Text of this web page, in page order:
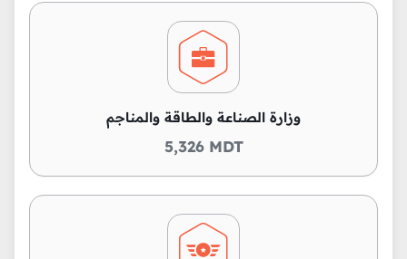
وزارة الصناعة والطاقة والمناجم
5,326 MDT